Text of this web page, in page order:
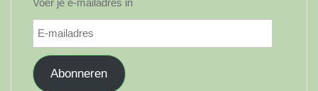
E-
mailadres
Abonneren